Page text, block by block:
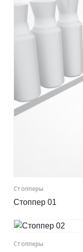
Контакты
САМАРА
Стопперы
Стоппер 01
Стопперы